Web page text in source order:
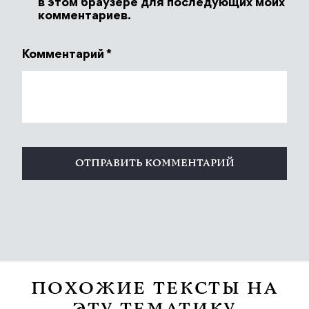
в этом браузере для последующих моих
комментариев.
Комментарий *
ПОХОЖИЕ ТЕКСТЫ НА